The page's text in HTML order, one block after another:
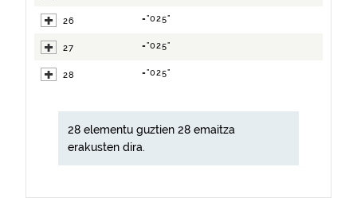
26 ="025"
27 ="025"
28 ="025"
28 elementu guztien 28 emaitza
erakusten dira.